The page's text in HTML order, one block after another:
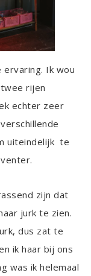
ervaring. Ik wou
rijen
echter zeer
uiteindelijk te
zijn dat
jurk te zien.
dus zat te
ik haar bij ons
was ik helemaal